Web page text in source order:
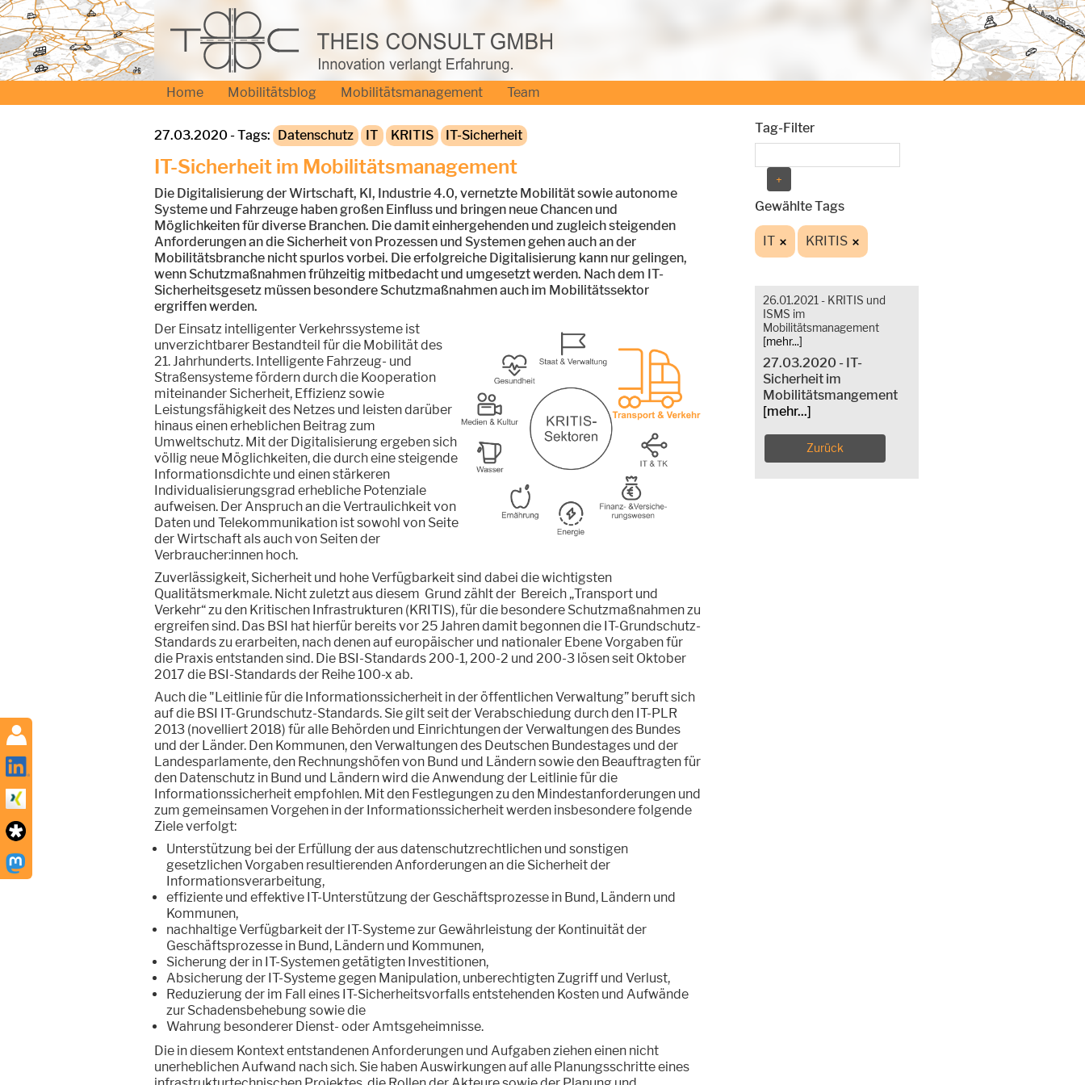
Home Mobilitätsblog Mobilitätsmanagement Team
27.03.2020 - Tags: Datenschutz IT KRITIS IT-Sicherheit
IT-Sicherheit im Mobilitätsmanagement
Die Digitalisierung der Wirtschaft, KI, Industrie 4.0, vernetzte Mobilität sowie autonome
Systeme und Fahrzeuge haben großen Einfluss und bringen neue Chancen und
Möglichkeiten für diverse Branchen. Die damit einhergehenden und zugleich steigenden
Anforderungen an die Sicherheit von Prozessen und Systemen gehen auch an der
Mobilitätsbranche nicht spurlos vorbei. Die erfolgreiche Digitalisierung kann nur gelingen,
wenn Schutzmaßnahmen frühzeitig mitbedacht und umgesetzt werden. Nach dem IT-
Sicherheitsgesetz müssen besondere Schutzmaßnahmen auch im Mobilitätssektor
ergriffen werden.
Der Einsatz intelligenter Verkehrssysteme ist
unverzichtbarer Bestandteil für die Mobilität des
21. Jahrhunderts. Intelligente Fahrzeug- und
Straßensysteme fördern durch die Kooperation
miteinander Sicherheit, Effizienz sowie
Leistungsfähigkeit des Netzes und leisten darüber
hinaus einen erheblichen Beitrag zum
Umweltschutz. Mit der Digitalisierung ergeben sich
völlig neue Möglichkeiten, die durch eine steigende
Informationsdichte und einen stärkeren
Individualisierungsgrad erhebliche Potenziale
aufweisen. Der Anspruch an die Vertraulichkeit von
Daten und Telekommunikation ist sowohl von Seite
der Wirtschaft als auch von Seiten der
Verbraucher:innen hoch.
Zuverlässigkeit, Sicherheit und hohe Verfügbarkeit sind dabei die wichtigsten
Qualitätsmerkmale. Nicht zuletzt aus diesem Grund zählt der Bereich „Transport und
Verkehr“ zu den Kritischen Infrastrukturen (KRITIS), für die besondere Schutzmaßnahmen zu
ergreifen sind. Das BSI hat hierfür bereits vor 25 Jahren damit begonnen die IT-Grundschutz-
Standards zu erarbeiten, nach denen auf europäischer und nationaler Ebene Vorgaben für
die Praxis entstanden sind. Die BSI-Standards 200-1, 200-2 und 200-3 lösen seit Oktober
2017 die BSI-Standards der Reihe 100-x ab.
Auch die "Leitlinie für die Informationssicherheit in der öffentlichen Verwaltung” beruft sich
auf die BSI IT-Grundschutz-Standards. Sie gilt seit der Verabschiedung durch den IT-PLR
2013 (novelliert 2018) für alle Behörden und Einrichtungen der Verwaltungen des Bundes
und der Länder. Den Kommunen, den Verwaltungen des Deutschen Bundestages und der
Landesparlamente, den Rechnungshöfen von Bund und Ländern sowie den Beauftragten für
den Datenschutz in Bund und Ländern wird die Anwendung der Leitlinie für die
Informationssicherheit empfohlen. Mit den Festlegungen zu den Mindestanforderungen und
zum gemeinsamen Vorgehen in der Informationssicherheit werden insbesondere folgende
Ziele verfolgt:
Unterstützung bei der Erfüllung der aus datenschutzrechtlichen und sonstigen
gesetzlichen Vorgaben resultierenden Anforderungen an die Sicherheit der
Informationsverarbeitung,
effiziente und effektive IT-Unterstützung der Geschäftsprozesse in Bund, Ländern und
Kommunen,
nachhaltige Verfügbarkeit der IT-Systeme zur Gewährleistung der Kontinuität der
Geschäftsprozesse in Bund, Ländern und Kommunen,
Sicherung der in IT-Systemen getätigten Investitionen,
Absicherung der IT-Systeme gegen Manipulation, unberechtigten Zugriff und Verlust,
Reduzierung der im Fall eines IT-Sicherheitsvorfalls entstehenden Kosten und Aufwände
zur Schadensbehebung sowie die
Wahrung besonderer Dienst- oder Amtsgeheimnisse.
Die in diesem Kontext entstandenen Anforderungen und Aufgaben ziehen einen nicht
unerheblichen Aufwand nach sich. Sie haben Auswirkungen auf alle Planungsschritte eines
Tag-Filter
Gewählte Tags
IT KRITIS
26.01.2021 - KRITIS und
ISMS im
Mobilitätsmanagement
[mehr...]
27.03.2020 - IT-
Sicherheit im
Mobilitätsmangement
[mehr...]
Zurück